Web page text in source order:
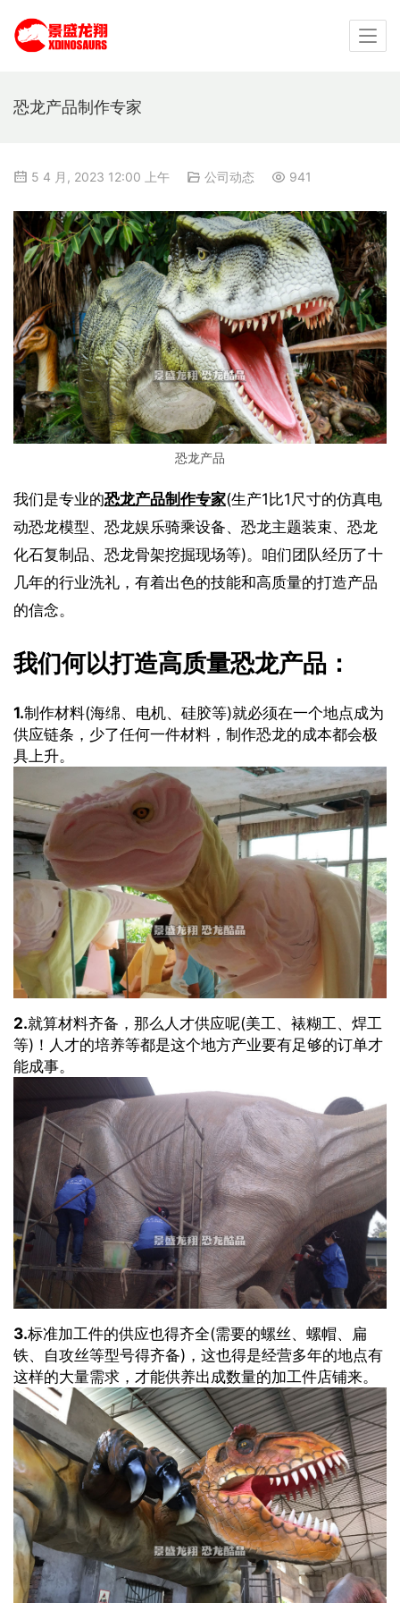
恐龙产品制作专家
5 4 月, 2023 12:00 上午 公司动态 941
恐龙产品
我们是专业的恐龙产品制作专家(生产1比1尺寸的仿真电
动恐龙模型、恐龙娱乐骑乘设备、恐龙主题装束、恐龙
化石复制品、恐龙骨架挖掘现场等)。咱们团队经历了十
几年的行业洗礼，有着出色的技能和高质量的打造产品
的信念。
我们何以打造高质量恐龙产品：
1.制作材料(海绵、电机、硅胶等)就必须在一个地点成为
供应链条，少了任何一件材料，制作恐龙的成本都会极
具上升。
2.就算材料齐备，那么人才供应呢(美工、裱糊工、焊工
等)！人才的培养等都是这个地方产业要有足够的订单才
能成事。
3.标准加工件的供应也得齐全(需要的螺丝、螺帽、扁
铁、自攻丝等型号得齐备)，这也得是经营多年的地点有
这样的大量需求，才能供养出成数量的加工件店铺来。